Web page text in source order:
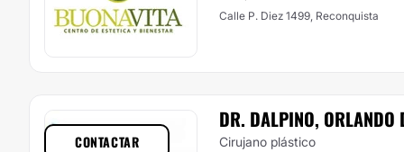
Calle P. Diez 1499, Reconquista
DR. DALPINO, ORLANDO
Cirujano plástico
CONTACTAR